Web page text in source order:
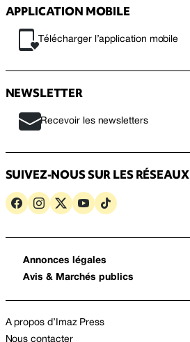
APPLICATION MOBILE
Télécharger l’application mobile
NEWSLETTER
Recevoir les newsletters
SUIVEZ-NOUS SUR LES RÉSEAUX
Annonces légales
Avis & Marchés publics
A propos d’Imaz Press
Nous contacter